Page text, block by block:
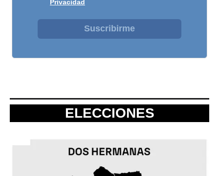
Privacidad
Suscribirme
ELECCIONES